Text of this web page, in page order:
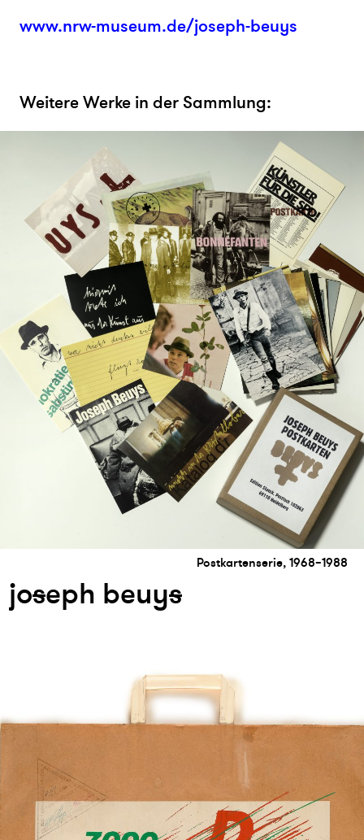
www.nrw-museum.de/joseph-beuys
Weitere Werke in der Sammlung:
Postkartenserie, 1968–1988
joseph beuys